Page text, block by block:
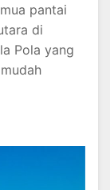
pantai
di
Pola yang